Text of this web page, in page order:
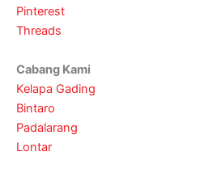
Pinterest
Threads
Cabang Kami
Kelapa Gading
Bintaro
Padalarang
Lontar